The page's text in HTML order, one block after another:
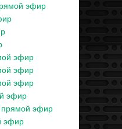
эфир
эфир
эфир
эфир
эфир
прямой эфир
эфир